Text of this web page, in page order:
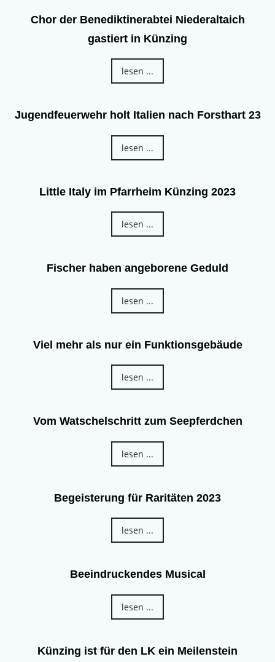
Chor der Benediktinerabtei Niederaltaich
gastiert in Künzing
lesen ...
Jugendfeuerwehr holt Italien nach Forsthart 23
lesen ...
Little Italy im Pfarrheim Künzing 2023
lesen ...
Fischer haben angeborene Geduld
lesen ...
Viel mehr als nur ein Funktionsgebäude
lesen ...
Vom Watschelschritt zum Seepferdchen
lesen ...
Begeisterung für Raritäten 2023
lesen ...
Beeindruckendes Musical
lesen ...
Künzing ist für den LK ein Meilenstein